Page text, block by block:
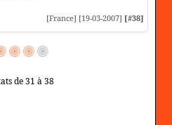
[France] [19-03-2007] [#38]
de 31 à 38